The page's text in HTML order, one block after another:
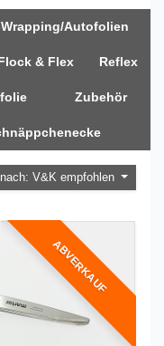
Wrapping/Autofolien
& Flex Reflex
Zubehör
V&K empfohlen
ABVERKAUF